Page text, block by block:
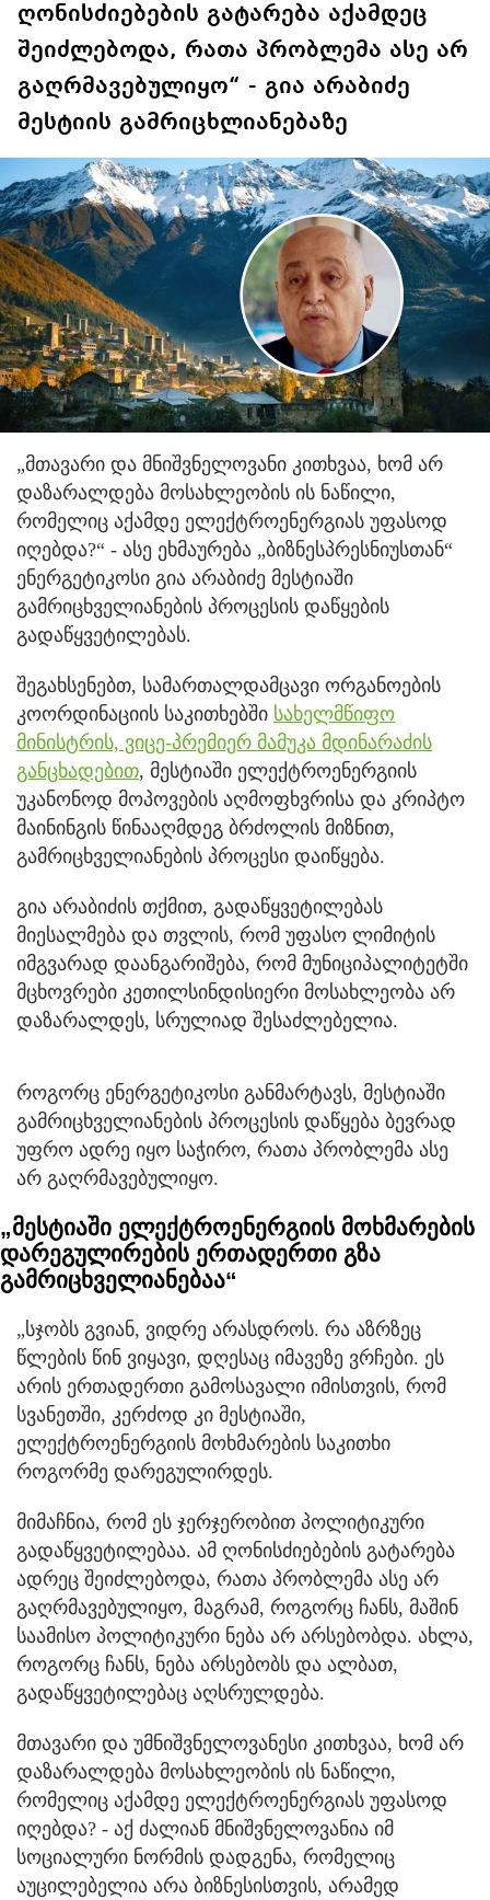
ღონისძიებების გატარება აქამდეც
შეიძლებოდა, რათა პრობლემა ასე არ
გაღრმავებულიყო“ - გია არაბიძე
მესტიის გამრიცხლიანებაზე
„მთავარი და მნიშვნელოვანი კითხვაა, ხომ არ
დაზარალდება მოსახლეობის ის ნაწილი,
რომელიც აქამდე ელექტროენერგიას უფასოდ
იღებდა?“ - ასე ეხმაურება „ბიზნესპრესნიუსთან“
ენერგეტიკოსი გია არაბიძე მესტიაში
გამრიცხველიანების პროცესის დაწყების
გადაწყვეტილებას.
შეგახსენებთ, სამართალდამცავი ორგანოების
კოორდინაციის საკითხებში სახელმწიფო
მინისტრის, ვიცე-პრემიერ მამუკა მდინარაძის
განცხადებით, მესტიაში ელექტროენერგიის
უკანონოდ მოპოვების აღმოფხვრისა და კრიპტო
მაინინგის წინააღმდეგ ბრძოლის მიზნით,
გამრიცხველიანების პროცესი დაიწყება.
გია არაბიძის თქმით, გადაწყვეტილებას
მიესალმება და თვლის, რომ უფასო ლიმიტის
იმგვარად დაანგარიშება, რომ მუნიციპალიტეტში
მცხოვრები კეთილსინდისიერი მოსახლეობა არ
დაზარალდეს, სრულიად შესაძლებელია.
როგორც ენერგეტიკოსი განმარტავს, მესტიაში
გამრიცხველიანების პროცესის დაწყება ბევრად
უფრო ადრე იყო საჭირო, რათა პრობლემა ასე
არ გაღრმავებულიყო.
„მესტიაში ელექტროენერგიის მოხმარების
დარეგულირების ერთადერთი გზა
გამრიცხველიანებაა“
„სჯობს გვიან, ვიდრე არასდროს. რა აზრზეც
წლების წინ ვიყავი, დღესაც იმავეზე ვრჩები. ეს
არის ერთადერთი გამოსავალი იმისთვის, რომ
სვანეთში, კერძოდ კი მესტიაში,
ელექტროენერგიის მოხმარების საკითხი
როგორმე დარეგულირდეს.
მიმაჩნია, რომ ეს ჯერჯერობით პოლიტიკური
გადაწყვეტილებაა. ამ ღონისძიებების გატარება
ადრეც შეიძლებოდა, რათა პრობლემა ასე არ
გაღრმავებულიყო, მაგრამ, როგორც ჩანს, მაშინ
საამისო პოლიტიკური ნება არ არსებობდა. ახლა,
როგორც ჩანს, ნება არსებობს და ალბათ,
გადაწყვეტილებაც აღსრულდება.
მთავარი და უმნიშვნელოვანესი კითხვაა, ხომ არ
დაზარალდება მოსახლეობის ის ნაწილი,
რომელიც აქამდე ელექტროენერგიას უფასოდ
იღებდა? - აქ ძალიან მნიშვნელოვანია იმ
სოციალური ნორმის დადგენა, რომელიც
აუცილებელია არა ბიზნესისთვის, არამედ